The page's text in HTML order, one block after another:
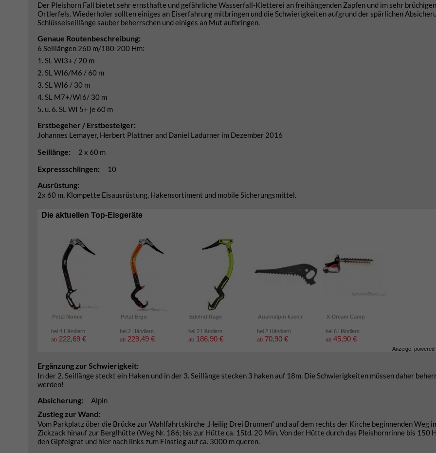
Der Pleishorn Fall bietet sehr ernsthafte und gefährliche Wasserfall-Kletterei an freihängenden Zapfen und im sehr brüchigen
Ortlerfels. Wiederholer sollten einiges an Eiserfahrung mitbringen und die Schwierigkeiten aufgrund der spärlichen
Schlüsselseillänge sauber beherrschen und einiges an Mut aufbringen.
Genaue Routenbeschreibung:
6 Seillängen 260 m/180-200 Hm:
1. SL WI3+ / 20 m
2. SL WI6/M6 / 60 m
3. SL WI6 / 30 m
4. SL M7+/WI6/ 30 m
5. u. 6. SL WI 5+ je 60 m
Erstbegeher / Erstbesteiger:
Johannes Lemayer, Herbert Plattner and Daniel Ladurner im Dezember 2016
Seillänge: 2 x 60 m
Expressschlingen: 10
Ausrüstung:
2x 60 m, Klompette Eisausrüstung, Hakensortiment und mobile Sicherungsmittel.
Die aktuellen Top-Eisgeräte
Petzl Nomic
bei 4 Händlern
ab 222,69 €
Petzl Ergo
bei 2 Händlern
ab 229,49 €
Edelrid Rage
bei 2 Händlern
ab 186,90 €
Austrialpin k.ice.r
bei 2 Händlern
ab 70,90 €
X-Dream Camp
bei 6 Händlern
ab 45,90 €
Anzeige,
Ergänzung zur Schwierigkeit:
In der 2. Seillänge steckt ein Haken und in der 3. Seillänge stecken 3 haken auf 18m. Die Schwierigkeiten müssen daher
werden!
Absicherung: Alpin
Zustieg zur Wand:
Vom Parkplatz über die Brücke zur Wahlfahrtskirche „Heilig Drei Brunnen“ und auf dem rechts der Kirche beginnenden Weg
Zickzack hinauf zur Berglhütte (Weg Nr. 186; bis zur Hütte ca. 1Std. 20 Min. Von der Hütte durch das Pleishornrinne bis 150
den Gipfelgrat und hier nach links zum Einstieg auf ca. 3000 m queren.